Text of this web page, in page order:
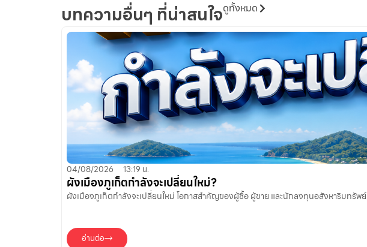
บทความอื่นๆ ที่น่าสนใจดูทั้งหมด
04/08/2026 13:19 น.
ผังเมืองภูเก็ตกำลังจะเปลี่ยนใหม่?
ผังเมืองภูเก็ตกำลังจะเปลี่ยนใหม่ โอกาสสำคัญของผู้ซื้อ ผู้ขาย และนักลงทุนอสังหาริมทรัพย์
อ่านต่อ